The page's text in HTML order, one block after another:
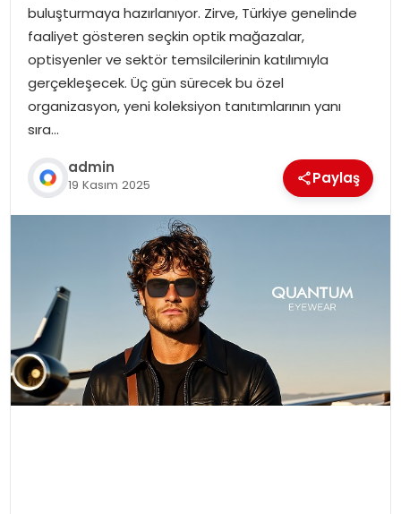
buluşturmaya hazırlanıyor. Zirve, Türkiye genelinde
faaliyet gösteren seçkin optik mağazalar,
optisyenler ve sektör temsilcilerinin katılımıyla
gerçekleşecek. Üç gün sürecek bu özel
organizasyon, yeni koleksiyon tanıtımlarının yanı
sıra…
admin
19 Kasım 2025 Paylaş